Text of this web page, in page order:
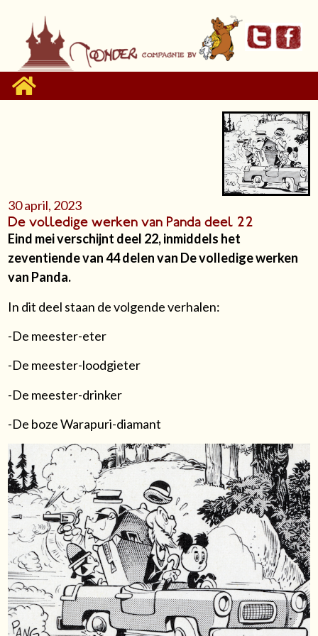
30 april, 2023
De volledige werken van Panda deel 22
Eind mei verschijnt deel 22, inmiddels het
zeventiende van 44 delen van De volledige werken
van Panda.
In dit deel staan de volgende verhalen:
-De meester-eter
-De meester-loodgieter
-De meester-drinker
-De boze Warapuri-diamant